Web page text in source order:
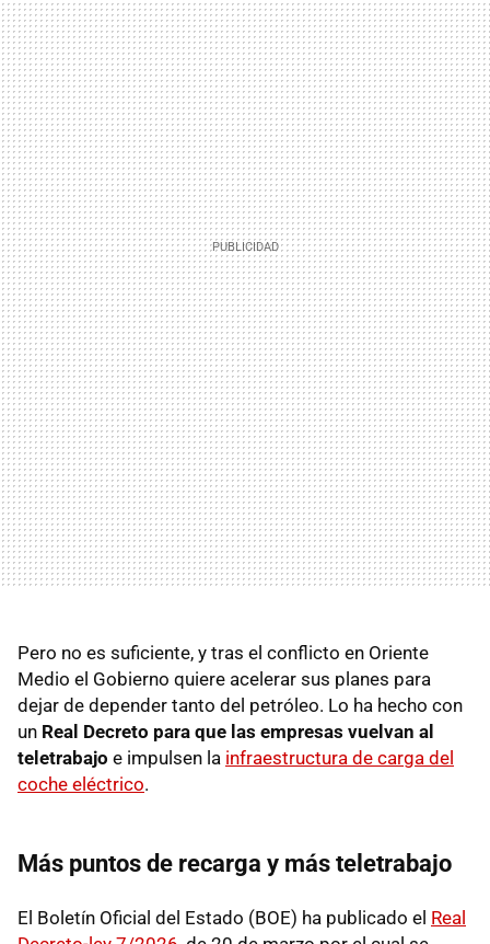
Pero no es suficiente, y tras el conflicto en Oriente
Medio el Gobierno quiere acelerar sus planes para
dejar de depender tanto del petróleo. Lo ha hecho con
un Real Decreto para que las empresas vuelvan al
teletrabajo e impulsen la infraestructura de carga del
coche eléctrico.
Más puntos de recarga y más teletrabajo
El Boletín Oficial del Estado (BOE) ha publicado el Real